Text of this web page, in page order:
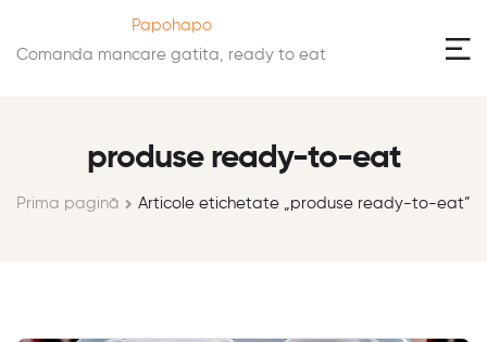
Papohapo
Comanda mancare gatita, ready to eat
produse ready-to-eat
Prima pagină Articole etichetate „produse ready-to-eat”